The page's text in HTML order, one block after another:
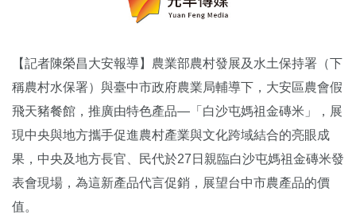
【記者陳榮昌大安報導】農業部農村發展及水土保持署（下
稱農村水保署）與臺中市政府農業局輔導下，大安區農會假
飛天豬餐館，推廣由特色產品—「白沙屯媽祖金磚米」，展
現中央與地方攜手促進農村產業與文化跨域結合的亮眼成
果，中央及地方長官、民代於27日親臨白沙屯媽祖金磚米發
表會現場，為這新產品代言促銷，展望台中市農產品的價
值。